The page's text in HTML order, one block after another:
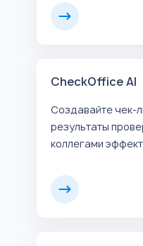
CheckOffice AI
Создавайте чек-
результаты
коллегами